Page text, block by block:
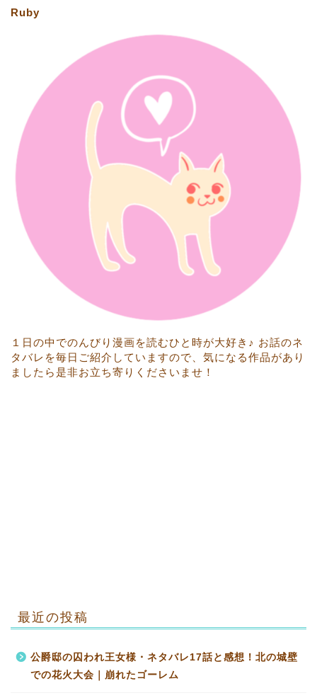
Ruby
１日の中でのんびり漫画を読むひと時が大好き♪ お話のネ
タバレを毎日ご紹介していますので、気になる作品があり
ましたら是非お立ち寄りくださいませ！
最近の投稿
公爵邸の囚われ王女様・ネタバレ17話と感想！北の城壁
での花火大会｜崩れたゴーレム